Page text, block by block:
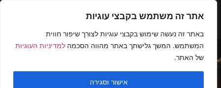
אתר זה משתמש בקבצי עוגיות
באתר זה נעשה שימוש בקבצי עוגיות לצורך שיפור חווית
המשתמש. המשך גלישתך באתר מהווה הסכמה למדיניות העוגיות
של האתר.
אישור וסגירה